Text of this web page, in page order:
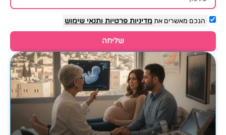
הנכם מאשרים אתמדיניות פרטיות ותנאי שימוש
שליחה